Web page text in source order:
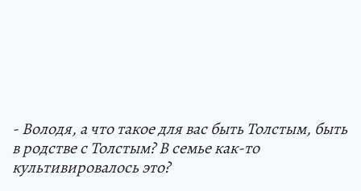
- Володя, а что такое для вас быть Толстым, быть
в родстве с Толстым? В семье как-то
культивировалось это?